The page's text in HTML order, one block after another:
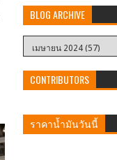
BLOG ARCHIVE
CONTRIBUTORS
ราคาน้ำมันวันนี้